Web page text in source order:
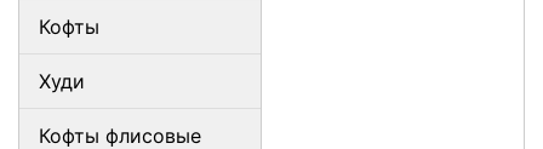
Кофты
Худи
Кофты флисовые